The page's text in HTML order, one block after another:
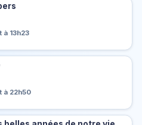
à 13h23
à 22h50